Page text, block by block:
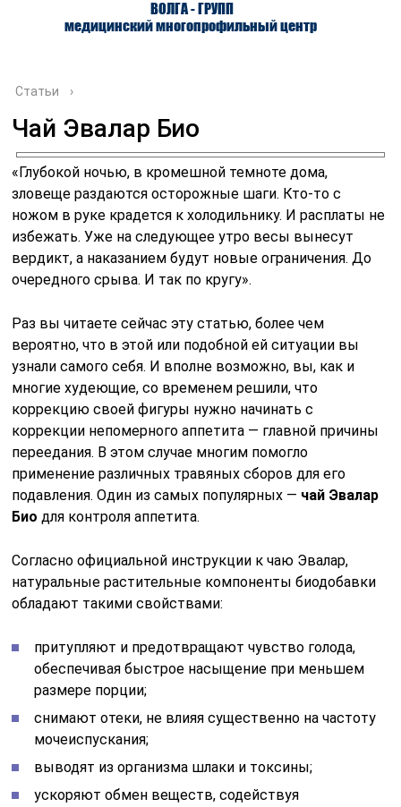
ВОЛГА - ГРУПП
медицинский многопрофильный центр
О ЦЕНТРЕ ВРАЧИ УСЛУГИ
Статьи ›
Чай Эвалар Био
«Глубокой ночью, в кромешной темноте дома,
зловеще раздаются осторожные шаги. Кто-то с
ножом в руке крадется к холодильнику. И расплаты не
избежать. Уже на следующее утро весы вынесут
вердикт, а наказанием будут новые ограничения. До
очередного срыва. И так по кругу».
Раз вы читаете сейчас эту статью, более чем
вероятно, что в этой или подобной ей ситуации вы
узнали самого себя. И вполне возможно, вы, как и
многие худеющие, со временем решили, что
коррекцию своей фигуры нужно начинать с
коррекции непомерного аппетита — главной причины
переедания. В этом случае многим помогло
применение различных травяных сборов для его
подавления. Один из самых популярных — чай Эвалар
Био для контроля аппетита.
Согласно официальной инструкции к чаю Эвалар,
натуральные растительные компоненты биодобавки
обладают такими свойствами:
притупляют и предотвращают чувство голода,
обеспечивая быстрое насыщение при меньшем
размере порции;
снимают отеки, не влияя существенно на частоту
мочеиспускания;
выводят из организма шлаки и токсины;
ускоряют обмен веществ, содействуя